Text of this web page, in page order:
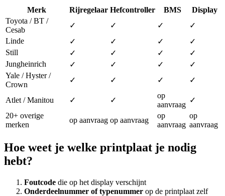
Merk Rijregelaar Hefcontroller BMS
Display
Toyota / BT /
Cesab
✓ ✓ ✓
✓
Linde
✓ ✓ ✓
✓
Still
✓ ✓ ✓
✓
Jungheinrich
✓ ✓ ✓
✓
Yale / Hyster /
Crown
✓ ✓ ✓ ✓
Atlet / Manitou ✓ ✓
op
aanvraag
✓
20+ overige
merken
op aanvraag op aanvraag
op
aanvraag
op
aanvraag
Hoe weet je welke printplaat je nodig
hebt?
Foutcode die op het display verschijnt
Onderdeelnummer of typenummer op de printplaat zelf